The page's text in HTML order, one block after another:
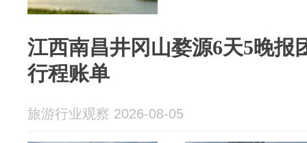
江西南昌井冈山婺源6天5晚报
行程账单
旅游行业观察 2026-08-05